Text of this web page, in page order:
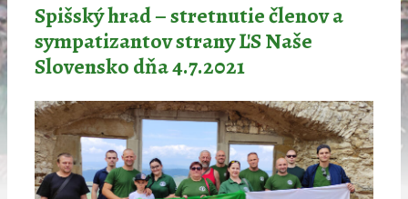
Spišský hrad – stretnutie členov a
sympatizantov strany ĽS Naše
Slovensko dňa 4.7.2021